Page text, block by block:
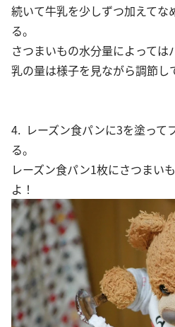
続いて牛乳を少しずつ加えてな
る。
さつまいもの水分量によって
乳の量は様子を見ながら調節し
4. レーズン食パンに3を塗って
る。
レーズン食パン1枚にさつまい
よ！